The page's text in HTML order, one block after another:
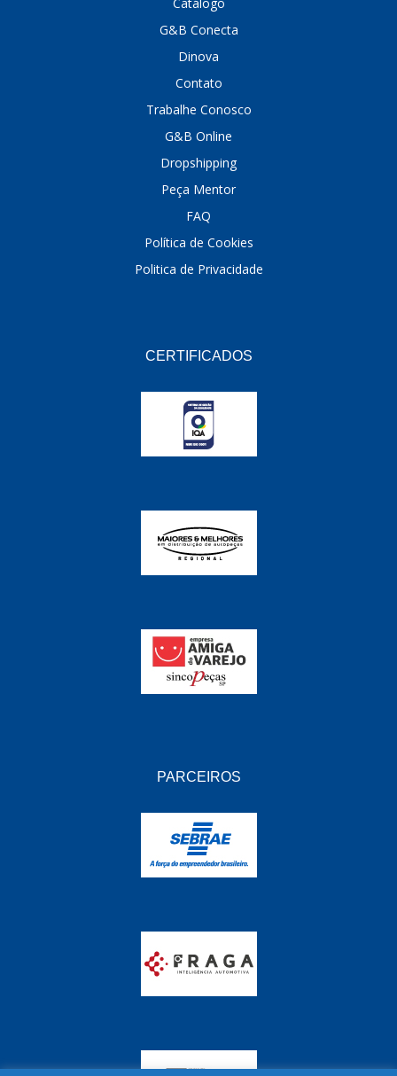
G&B Conecta
Dinova
Contato
Trabalhe Conosco
G&B Online
Dropshipping
Peça Mentor
FAQ
Política de Cookies
Politica de Privacidade
CERTIFICADOS
PARCEIROS